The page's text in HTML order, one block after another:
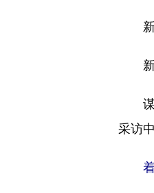
新
新
谋划
采访
着